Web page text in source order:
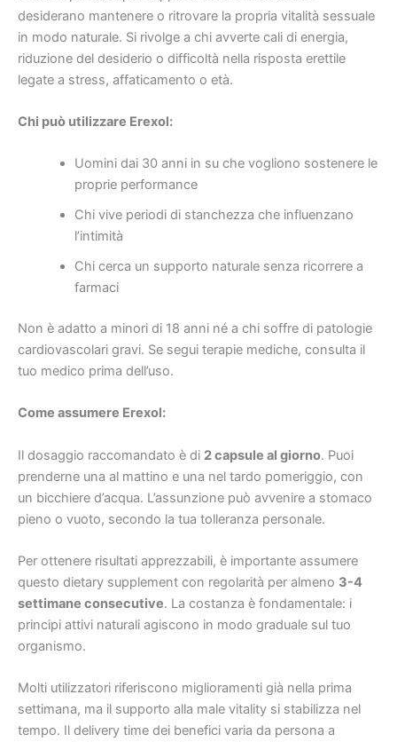
desiderano mantenere o ritrovare la propria vitalità sessuale
in modo naturale. Si rivolge a chi avverte cali di energia,
riduzione del desiderio o difficoltà nella risposta erettile
legate a stress, affaticamento o età.
Chi può utilizzare Erexol:
Uomini dai 30 anni in su che vogliono sostenere le
proprie performance
Chi vive periodi di stanchezza che influenzano
l’intimità
Chi cerca un supporto naturale senza ricorrere a
farmaci
Non è adatto a minori di 18 anni né a chi soffre di patologie
cardiovascolari gravi. Se segui terapie mediche, consulta il
tuo medico prima dell’uso.
Come assumere Erexol:
Il dosaggio raccomandato è di 2 capsule al giorno. Puoi
prenderne una al mattino e una nel tardo pomeriggio, con
un bicchiere d’acqua. L’assunzione può avvenire a stomaco
pieno o vuoto, secondo la tua tolleranza personale.
Per ottenere risultati apprezzabili, è importante assumere
questo dietary supplement con regolarità per almeno 3-4
settimane consecutive. La costanza è fondamentale: i
principi attivi naturali agiscono in modo graduale sul tuo
organismo.
Molti utilizzatori riferiscono miglioramenti già nella prima
settimana, ma il supporto alla male vitality si stabilizza nel
tempo. Il delivery time dei benefici varia da persona a